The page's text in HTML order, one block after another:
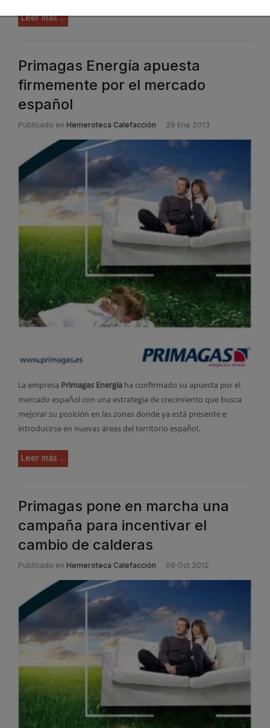
Leer más ...
Primagas Energía apuesta
firmemente por el mercado
español
Publicado en Hemeroteca Calefacción 29 Ene 2013
La empresa Primagas Energía ha confirmado su apuesta por el
mercado español con una estrategia de crecimiento que busca
mejorar su posición en las zonas donde ya está presente e
introducirse en nuevas áreas del territorio español.
Leer más ...
Primagas pone en marcha una
campaña para incentivar el
cambio de calderas
Publicado en Hemeroteca Calefacción 09 Oct 2012